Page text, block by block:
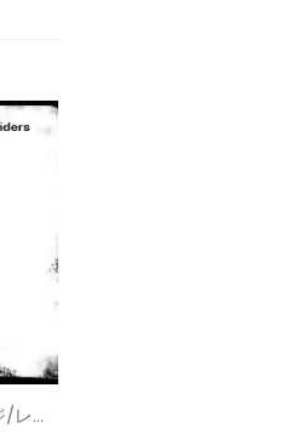
RACING905 スタントケージ/レースアーマー リペアスライダー